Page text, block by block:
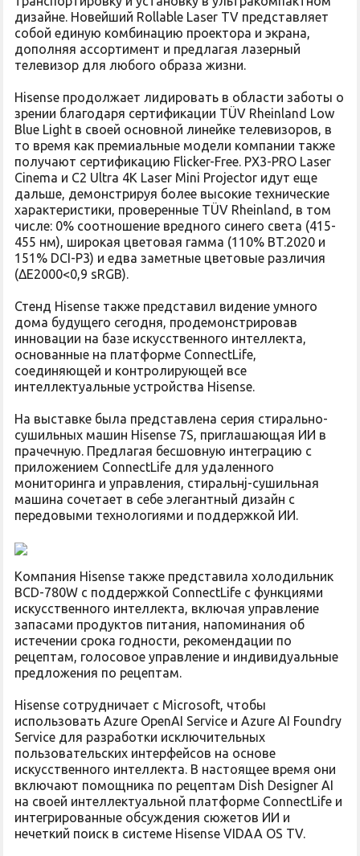
дизайне. Новейший Rollable Laser TV представляет
собой единую комбинацию проектора и экрана,
дополняя ассортимент и предлагая лазерный
телевизор для любого образа жизни.
Hisense продолжает лидировать в области заботы о
зрении благодаря сертификации TÜV Rheinland Low
Blue Light в своей основной линейке телевизоров, в
то время как премиальные модели компании также
получают сертификацию Flicker-Free. PX3-PRO Laser
Cinema и C2 Ultra 4K Laser Mini Projector идут еще
дальше, демонстрируя более высокие технические
характеристики, проверенные TÜV Rheinland, в том
числе: 0% соотношение вредного синего света (415-
455 нм), широкая цветовая гамма (110% BT.2020 и
151% DCI-P3) и едва заметные цветовые различия
(ΔE2000<0,9 sRGB).
Стенд Hisense также представил видение умного
дома будущего сегодня, продемонстрировав
инновации на базе искусственного интеллекта,
основанные на платформе ConnectLife,
соединяющей и контролирующей все
интеллектуальные устройства Hisense.
На выставке была представлена серия стирально-
сушильных машин Hisense 7S, приглашающая ИИ в
прачечную. Предлагая бесшовную интеграцию с
приложением ConnectLife для удаленного
мониторинга и управления, стиральнj-сушильная
машина сочетает в себе элегантный дизайн с
передовыми технологиями и поддержкой ИИ.
Компания Hisense также представила холодильник
BCD-780W с поддержкой ConnectLife с функциями
искусственного интеллекта, включая управление
запасами продуктов питания, напоминания об
истечении срока годности, рекомендации по
рецептам, голосовое управление и индивидуальные
предложения по рецептам.
Hisense сотрудничает с Microsoft, чтобы
использовать Azure OpenAI Service и Azure AI Foundry
Service для разработки исключительных
пользовательских интерфейсов на основе
искусственного интеллекта. В настоящее время они
включают помощника по рецептам Dish Designer AI
на своей интеллектуальной платформе ConnectLife и
интегрированные обсуждения сюжетов ИИ и
нечеткий поиск в системе Hisense VIDAA OS TV.